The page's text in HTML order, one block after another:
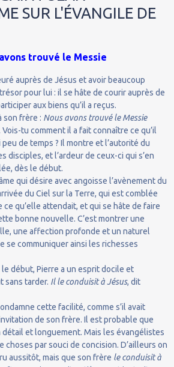
SUR L'ÉVANGILE DE
trouvé le Messie
auprès de Jésus et avoir beaucoup
pour lui : il se hâte de courir auprès de
aux biens qu’il a reçus.
son frère : Nous avons trouvé le Messie
Vois-tu comment il a fait connaître ce qu’il
de temps ? Il montre et l’autorité du
disciples, et l’ardeur de ceux-ci qui s’en
dès le début.
qui désire avec angoisse l’avènement du
du Ciel sur la Terre, qui est comblée
ce qu’elle attendait, et qui se hâte de faire
bonne nouvelle. C’est montrer une
une affection profonde et un naturel
se communiquer ainsi les richesses
le début, Pierre a un esprit docile et
sans tarder. Il le conduisit à Jésus, dit
cette facilité, comme s’il avait
de son frère. Il est probable que
et longuement. Mais les évangélistes
choses par souci de concision. D’ailleurs on
aussitôt, mais que son frère le conduisit à